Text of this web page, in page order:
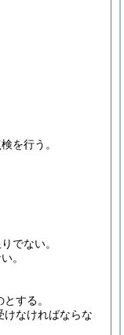
を行う。
でない。
。
する。
けなければならな